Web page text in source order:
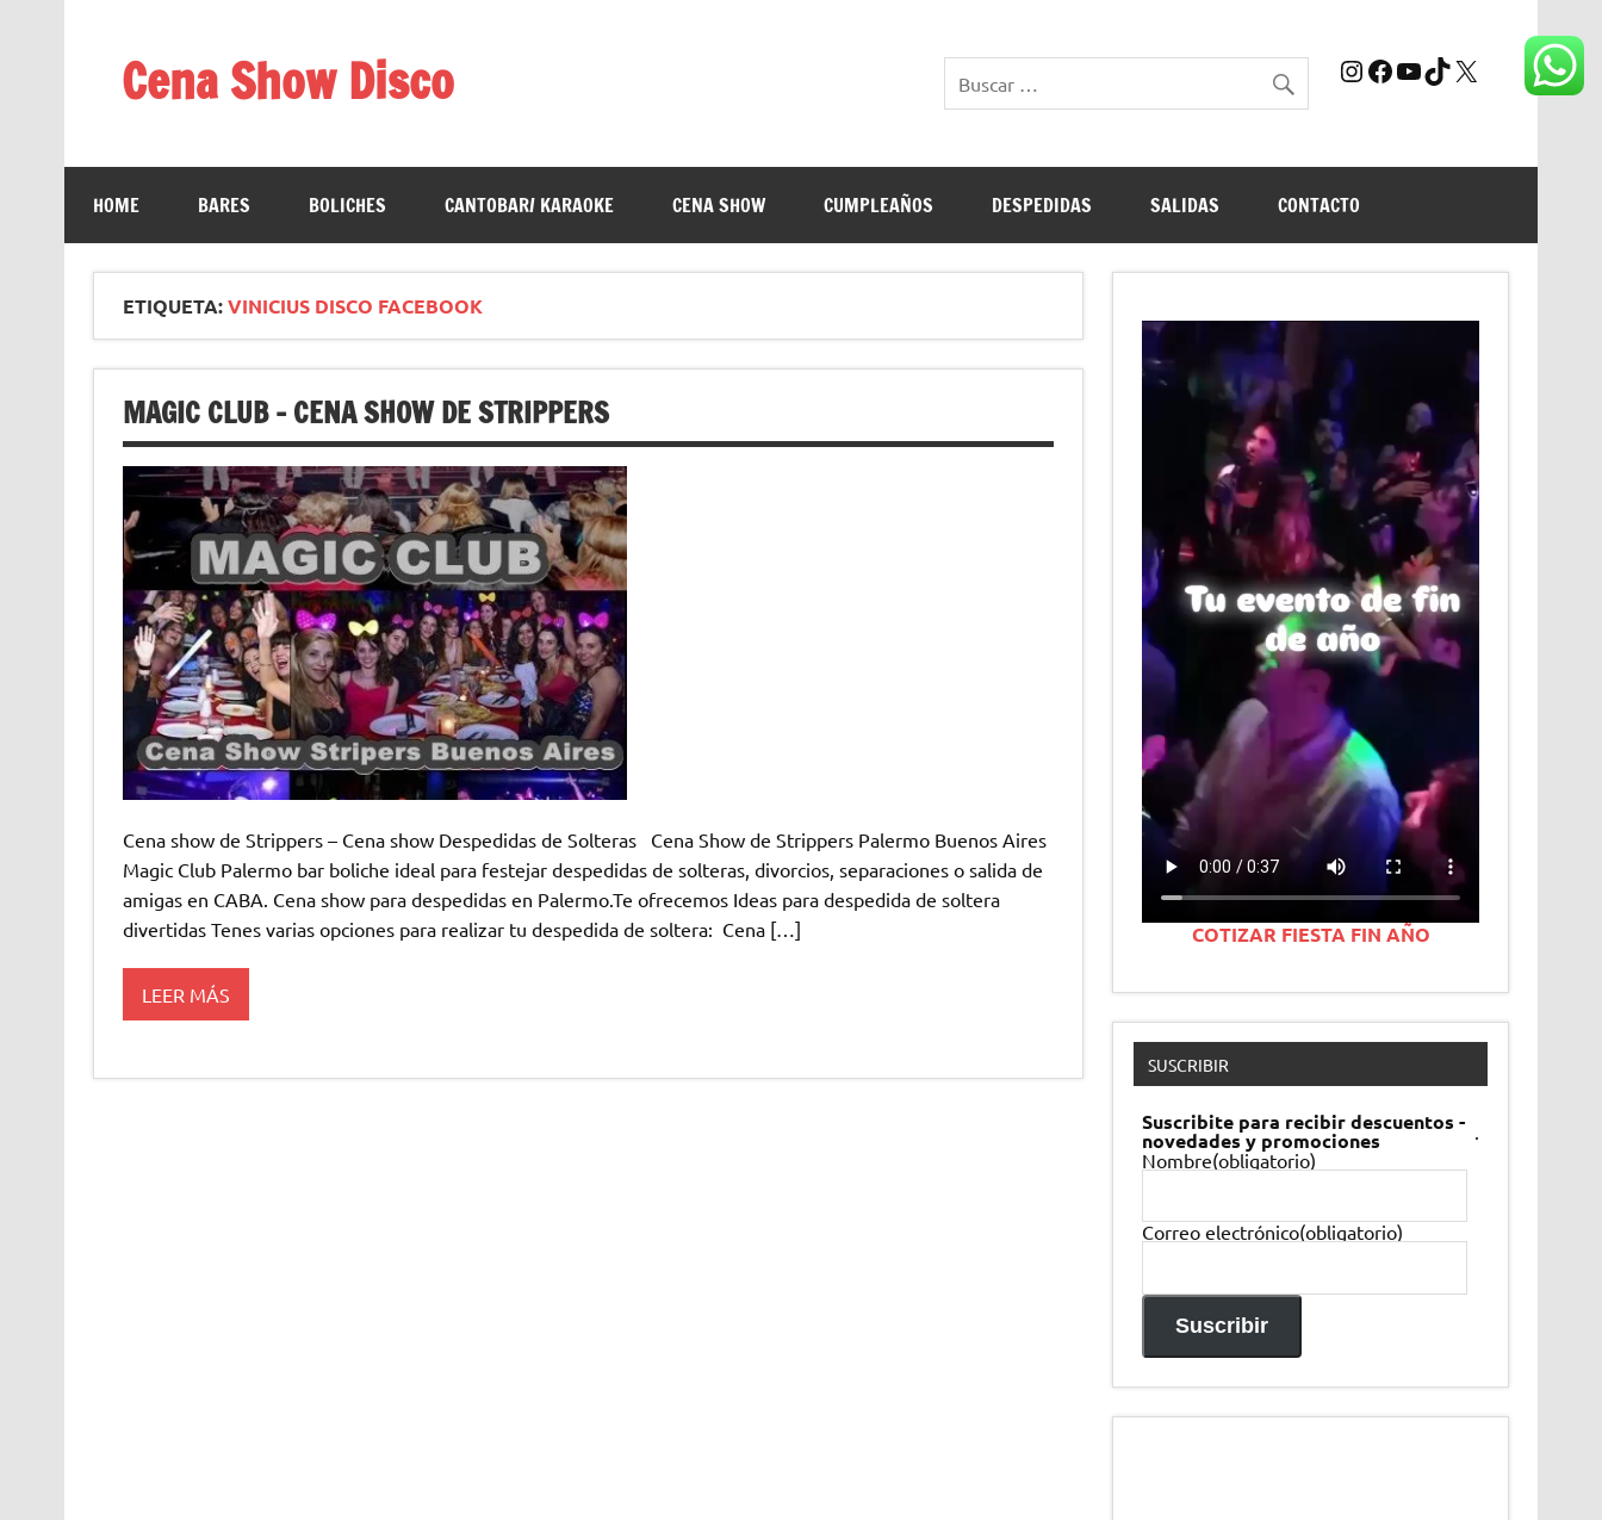
Cena Show Disco InstagramFacebook YouTube TikTok X
HOME BARES BOLICHES CANTOBAR/ KARAOKE CENA SHOW CUMPLEAÑOS DESPEDIDAS SALIDAS CONTACTO
ETIQUETA:VINICIUS DISCO FACEBOOK
MAGIC CLUB – CENA SHOW DE STRIPPERS
Cena show de Strippers – Cena show Despedidas de Solteras Cena Show de Strippers Palermo Buenos Aires
Magic Club Palermo bar boliche ideal para festejar despedidas de solteras, divorcios, separaciones o salida de
amigas en CABA. Cena show para despedidas en Palermo.Te ofrecemos Ideas para despedida de soltera
divertidas Tenes varias opciones para realizar tu despedida de soltera: Cena […]
LEER MÁS
COTIZAR FIESTA FIN AÑO
SUSCRIBIR
Suscribite para recibir descuentos -
novedades y promociones
.
Nombre(obligatorio)
Correo electrónico(obligatorio)
Suscribir